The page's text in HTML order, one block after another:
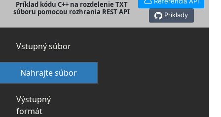
Príklad kódu C++ na rozdelenie TXT
súboru pomocou rozhrania REST API
Príklady
Vstupný súbor
Nahrajte súbor
Výstupný
formát